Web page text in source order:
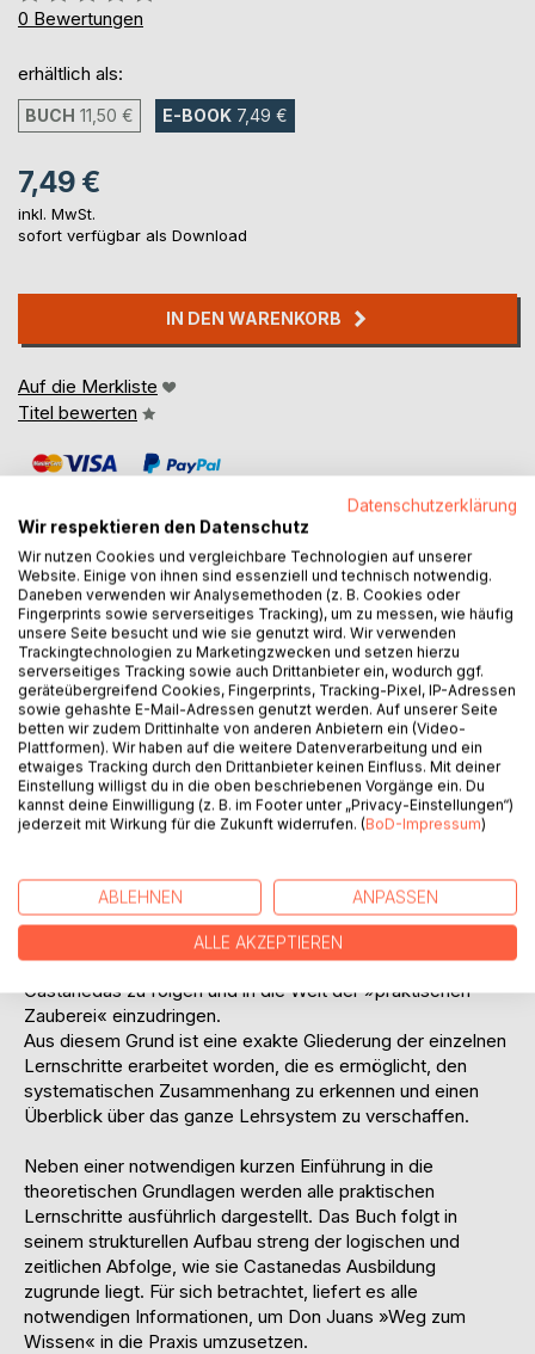
0%
0 Bewertungen
erhältlich als:
BUCH 11,50 € E-BOOK 7,49 €
7,49 €
inkl. MwSt.
sofort verfügbar als Download
IN DEN WARENKORB
Auf die Merkliste
Titel bewerten
BESCHREIBUNG
Eine praktische Anleitung, die es ermöglicht, Don Juans
Lehren nachzuvollziehen und im täglichen Leben
anzuwenden. Das von Castaneda beschriebene spirituelle
System wird in einen Gesamtzusammenhang mit anderen
esoterischen Lehren gestellt, um so dessen
Allgemeingültigkeit zu verdeutlichen. Dies gibt dem Buch
eine Eigenständigkeit, die das Verständnis auch für den
Leser ermöglicht, der mit den Arbeiten Castanedas nicht
Das Buch versteht sich in erster Linie als eine praktische
Arbeitsanleitung zur Anwendung der Lehrinhalte im
täglichen Leben. Es soll dazu beitragen, den Spuren
Castanedas zu folgen und in die Welt der »praktischen
Zauberei« einzudringen.
Aus diesem Grund ist eine exakte Gliederung der einzelnen
Lernschritte erarbeitet worden, die es ermöglicht, den
systematischen Zusammenhang zu erkennen und einen
Überblick über das ganze Lehrsystem zu verschaffen.
Neben einer notwendigen kurzen Einführung in die
theoretischen Grundlagen werden alle praktischen
Lernschritte ausführlich dargestellt. Das Buch folgt in
seinem strukturellen Aufbau streng der logischen und
zeitlichen Abfolge, wie sie Castanedas Ausbildung
zugrunde liegt. Für sich betrachtet, liefert es alle
notwendigen Informationen, um Don Juans »Weg zum
Wissen« in die Praxis umzusetzen.
Datenschutzerklärung
Wir respektieren den Datenschutz
Wir nutzen Cookies und vergleichbare Technologien auf unserer
Website. Einige von ihnen sind essenziell und technisch notwendig.
Daneben verwenden wir Analysemethoden (z. B. Cookies oder
Fingerprints sowie serverseitiges Tracking), um zu messen, wie häufig
unsere Seite besucht und wie sie genutzt wird. Wir verwenden
Trackingtechnologien zu Marketingzwecken und setzen hierzu
serverseitiges Tracking sowie auch Drittanbieter ein, wodurch ggf.
geräteübergreifend Cookies, Fingerprints, Tracking-Pixel, IP-Adressen
sowie gehashte E-Mail-Adressen genutzt werden. Auf unserer Seite
betten wir zudem Drittinhalte von anderen Anbietern ein (Video-
Plattformen). Wir haben auf die weitere Datenverarbeitung und ein
etwaiges Tracking durch den Drittanbieter keinen Einfluss. Mit deiner
Einstellung willigst du in die oben beschriebenen Vorgänge ein. Du
kannst deine Einwilligung (z. B. im Footer unter „Privacy-Einstellungen“)
jederzeit mit Wirkung für die Zukunft widerrufen. (BoD-Impressum)
ABLEHNEN ANPASSEN
ALLE AKZEPTIEREN